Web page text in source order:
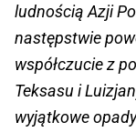
ludnością Azji
następstwie
współczucie z
Teksasu i
wyjątkowe